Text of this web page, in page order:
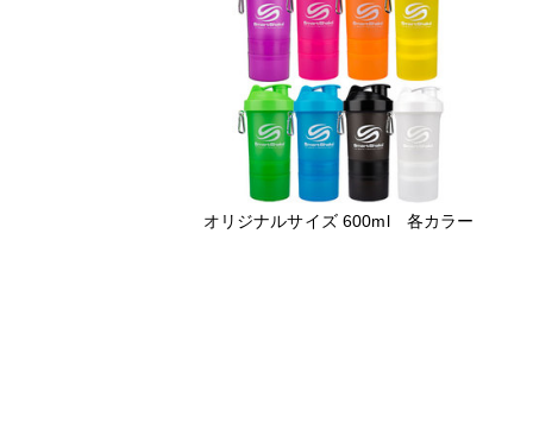
オリジナルサイズ 600ml 各カラー